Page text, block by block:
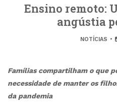
Ensino remoto:
angústia
NOTÍCIAS
Famílias compartilham o que
necessidade de manter os
da pandemia